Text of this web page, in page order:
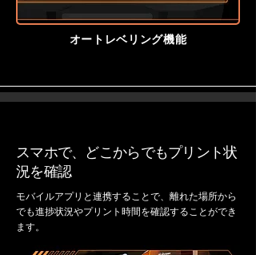
オートレベリング機能
スマホで、どこからでもプリント状
況を確認
モバイルアプリと連携することで、離れた場所から
でも進捗状況やプリント時間を確認することができ
ます。